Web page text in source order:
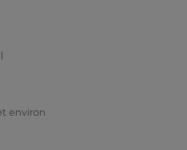
environ